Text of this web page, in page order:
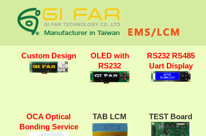
Custom Design
OLED with
RS232
RS232 RS485
Uart Display
OCA Optical
Bonding Service
TAB LCM TEST Board